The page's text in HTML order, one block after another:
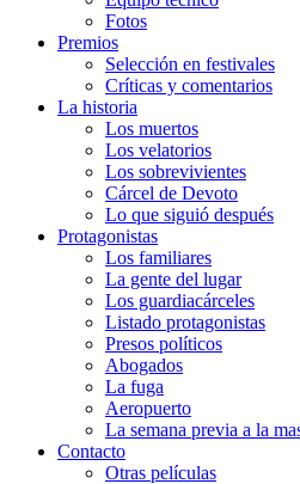
Fotos
Premios
Selección en festivales
Críticas y comentarios
La historia
Los muertos
Los velatorios
Los sobrevivientes
Cárcel de Devoto
Lo que siguió después
Protagonistas
Los familiares
La gente del lugar
Los guardiacárceles
Listado protagonistas
Presos políticos
Abogados
La fuga
Aeropuerto
La semana previa a la
Contacto
Otras películas